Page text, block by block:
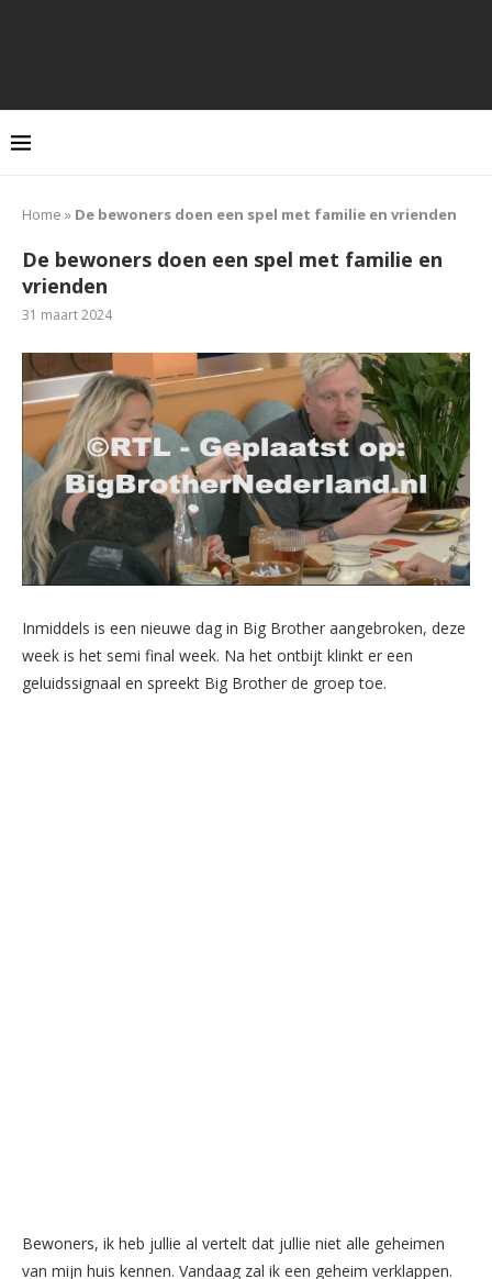
Home » De bewoners doen een spel met familie en vrienden
De bewoners doen een spel met familie en
vrienden
31 maart 2024
Inmiddels is een nieuwe dag in Big Brother aangebroken, deze
week is het semi final week. Na het ontbijt klinkt er een
geluidssignaal en spreekt Big Brother de groep toe.
Bewoners, ik heb jullie al vertelt dat jullie niet alle geheimen
van mijn huis kennen. Vandaag zal ik een geheim verklappen.